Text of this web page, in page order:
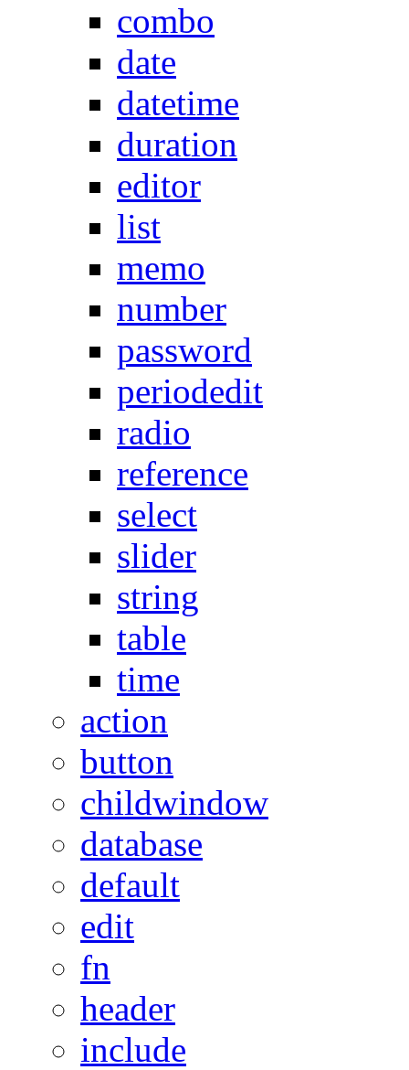
combo
date
datetime
duration
editor
list
memo
number
password
periodedit
radio
reference
select
slider
string
table
time
action
button
childwindow
database
default
edit
fn
header
include